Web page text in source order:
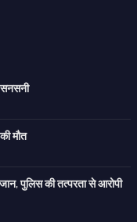
सनसनी
मौत
पुलिस की तत्परता से आरोपी